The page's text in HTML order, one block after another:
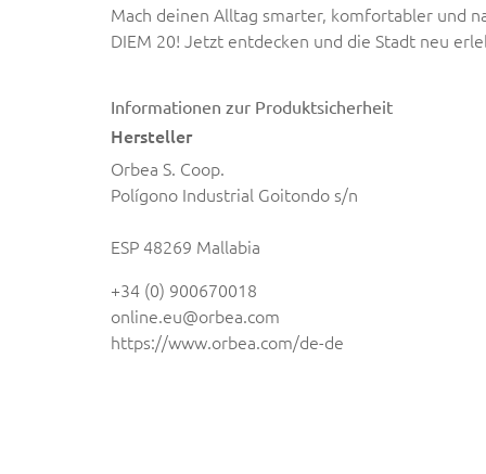
Mach deinen Alltag smarter, komfortabler und
DIEM 20! Jetzt entdecken und die Stadt neu
Informationen zur Produktsicherheit
Hersteller
Orbea S. Coop.
Polígono Industrial Goitondo s/n
ESP 48269 Mallabia
+34 (0) 900670018
online.eu@orbea.com
https://www.orbea.com/de-de